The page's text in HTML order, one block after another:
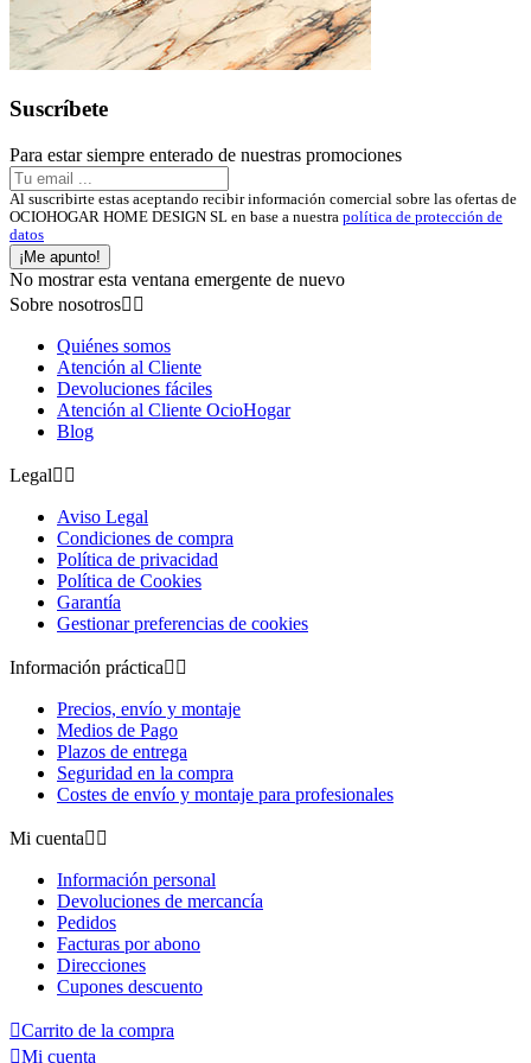
Suscríbete
Para estar siempre enterado de nuestras promociones
Al suscribirte estas aceptando recibir información comercial sobre las ofertas de
OCIOHOGAR HOME DESIGN SL en base a nuestra política de protección de
datos
¡Me apunto!
No mostrar esta ventana emergente de nuevo
Sobre nosotros 
Quiénes somos
Atención al Cliente
Devoluciones fáciles
Atención al Cliente OcioHogar
Blog
Legal 
Aviso Legal
Condiciones de compra
Política de privacidad
Política de Cookies
Garantía
Gestionar preferencias de cookies
Información práctica 
Precios, envío y montaje
Medios de Pago
Plazos de entrega
Seguridad en la compra
Costes de envío y montaje para profesionales
Mi cuenta 
Información personal
Devoluciones de mercancía
Pedidos
Facturas por abono
Direcciones
Cupones descuento
Carrito de la compra
Mi cuenta